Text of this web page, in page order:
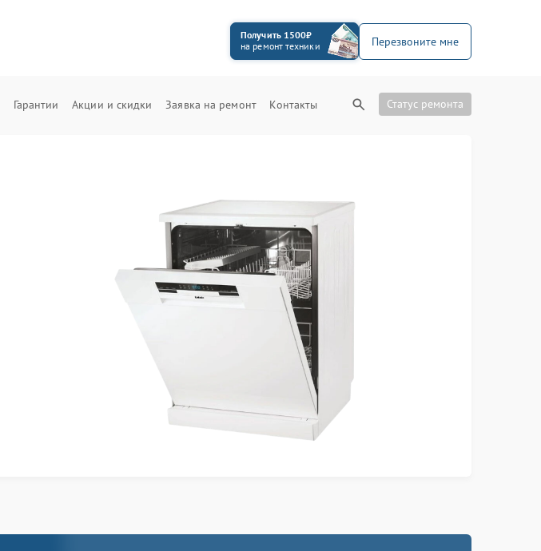
Получить 1500₽
на ремонт техники
Перезвоните мне
Гарантии Акции и скидки Заявка на ремонт Контакты Статус ремонта